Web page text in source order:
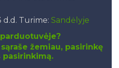
d.d. Turime: Sandėlyje
žemiau, pasirinkę
pasirinkimą.